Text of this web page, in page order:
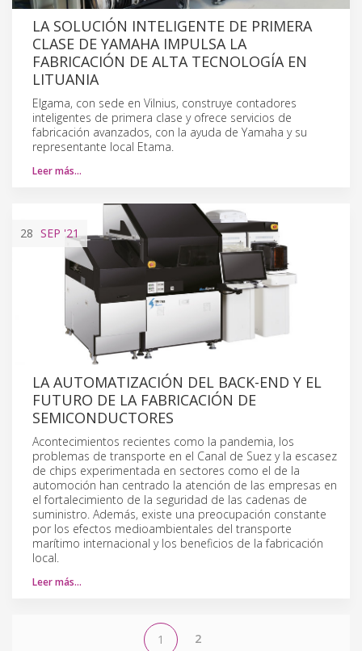
LA SOLUCIÓN INTELIGENTE DE PRIMERA
CLASE DE YAMAHA IMPULSA LA
FABRICACIÓN DE ALTA TECNOLOGÍA EN
LITUANIA
Elgama, con sede en Vilnius, construye contadores
inteligentes de primera clase y ofrece servicios de
fabricación avanzados, con la ayuda de Yamaha y su
representante local Etama.
Leer más…
28 SEP '21
LA AUTOMATIZACIÓN DEL BACK-END Y EL
FUTURO DE LA FABRICACIÓN DE
SEMICONDUCTORES
Acontecimientos recientes como la pandemia, los
problemas de transporte en el Canal de Suez y la escasez
de chips experimentada en sectores como el de la
automoción han centrado la atención de las empresas en
el fortalecimiento de la seguridad de las cadenas de
suministro. Además, existe una preocupación constante
por los efectos medioambientales del transporte
marítimo internacional y los beneficios de la fabricación
local.
Leer más…
1 2